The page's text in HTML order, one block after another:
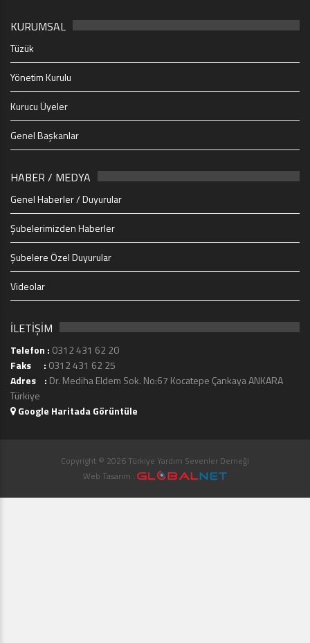
KURUMSAL
Tüzük
Yönetim Kurulu
Kurucu Üyeler
Genel Başkanlar
HABER / MEDYA
Genel Haberler / Duyurular
Şubelerimizden Haberler
Şubelere Özel Duyurular
Videolar
İLETİŞİM
Telefon : 0312 431 62 20
Faks : 0312 431 62 25
Adres : Dr. Mediha Eldem Sok. No:67 Kocatepe Çankaya ANKARA
Türkiye
Google Haritada Görüntüle
Copyright © 2026 Türkiye Yardım Sevenler Derneği
Web Tasarım :